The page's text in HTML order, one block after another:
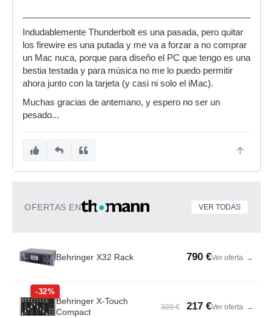
Indudablemente Thunderbolt es una pasada, pero quitar
los firewire es una putada y me va a forzar a no comprar
un Mac nuca, porque para diseño el PC que tengo es una
bestia testada y para música no me lo puedo permitir
ahora junto con la tarjeta (y casi ni solo el iMac).
Muchas gracias de antemano, y espero no ser un
pesado...
OFERTAS EN VER TODAS
Behringer X32 Rack 790 €Ver oferta →
-32%
Behringer X-Touch
Compact
320 € 217 €Ver oferta →